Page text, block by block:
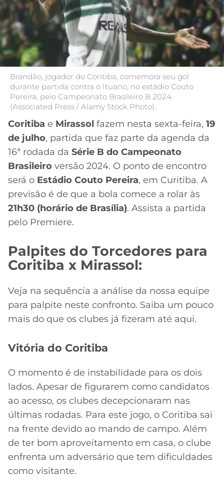
CÓDIGO
INDICAÇÃO
BET365
CÓDIGO
BETANO
APPS
DE
APOSTAS
CASSINOS
MELHORES
CASSINOS
2026
CORINTHIANS
SÃO
PAULO
SANTOS
FLAMENGO
FLUMINENSE
BOTAFOGO
VASCO
INTERNACIONAL
GRÊMIO
MG
CRUZEIRO
LIBERTADORES
COPA
DO
BRASIL
PREMIER
COPA
SUL-
AMERICANA
LIGA
DOS
CAMPEÕES
LALIGA
MERCADO
DA
BOLA
PALPITES
Brandão, jogador do Coritiba, comemora seu gol
durante partida contra o Ituano, no estádio Couto
Pereira, pelo Campeonato Brasileiro B 2024.
(Associated Press / Alamy Stock Photo).
Coritiba e Mirassol fazem nesta sexta-feira, 19
de julho, partida que faz parte da agenda da
16ª rodada da Série B do Campeonato
Brasileiro versão 2024. O ponto de encontro
será o Estádio Couto Pereira, em Curitiba. A
previsão é de que a bola comece a rolar às
21h30 (horário de Brasília). Assista a partida
pelo Premiere.
Palpites do Torcedores para
Coritiba x Mirassol:
Veja na sequência a análise da nossa equipe
para palpite neste confronto. Saiba um pouco
mais do que os clubes já fizeram até aqui.
Vitória do Coritiba
O momento é de instabilidade para os dois
lados. Apesar de figurarem como candidatos
ao acesso, os clubes decepcionaram nas
últimas rodadas. Para este jogo, o Coritiba sai
na frente devido ao mando de campo. Além
de ter bom aproveitamento em casa, o clube
enfrenta um adversário que tem dificuldades
como visitante.